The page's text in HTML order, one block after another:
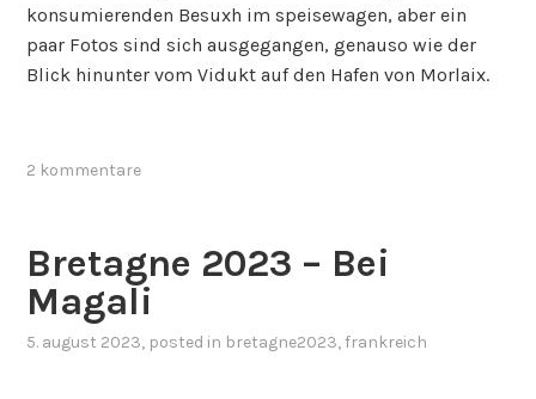
konsumierenden Besuxh im speisewagen, aber ein
paar Fotos sind sich ausgegangen, genauso wie der
Blick hinunter vom Vidukt auf den Hafen von Morlaix.
2 kommentare
Bretagne 2023 – Bei
Magali
5. august 2023, posted in bretagne2023, frankreich